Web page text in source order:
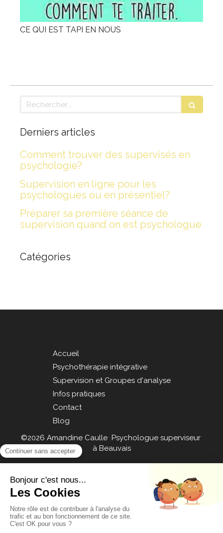
CE QUI EST TAPI EN NOUS
Rechercher
Derniers articles
Comment trouver des supervisés en
psychologie?
Supervision en ligne pour les
psychologues ou en présentiel?
Préparer sa première séance de
supervision quand on est psychologue
Catégories
Accueil
Psychothérapie intégrative
Supervision et Groupes d'analyse
Infos pratiques
Contact
Blog
©2026 Amandine Caulle Psychologue superviseur
à Beauvais